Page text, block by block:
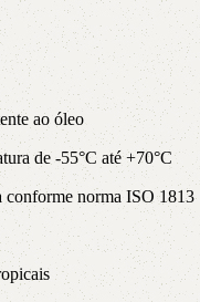
ao óleo
de -55°C até +70°C
conforme norma ISO 1813